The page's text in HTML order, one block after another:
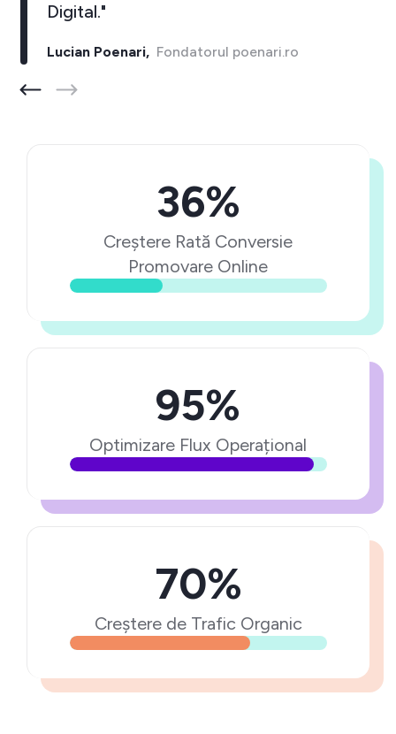
Digital."
Lucian Poenari,Fondatorul poenari.ro
36%
Creștere Rată Conversie
Promovare Online
95%
Optimizare Flux Operațional
70%
Creștere de Trafic Organic